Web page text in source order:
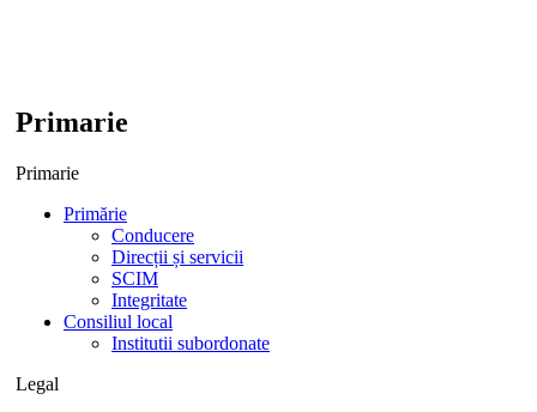
Primarie
Primarie
Primărie
Conducere
Direcții și servicii
SCIM
Integritate
Consiliul local
Institutii subordonate
Legal